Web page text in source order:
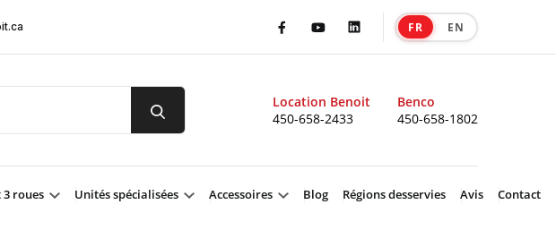
FacebookYoutubeLinkedIn FR | EN
Location Benoit
450-658-2433
Benco
450-658-1802
roues Unités spécialisées Accessoires Blog Régions desservies Avis Contact